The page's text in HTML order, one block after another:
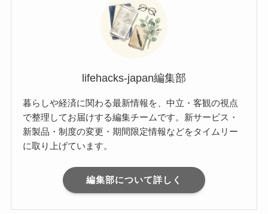
lifehacks-japan編集部
暮らしや経済に関わる最新情報を、中立・客観の視点
で整理してお届けする編集チームです。新サービス・
新製品・制度の変更・期間限定情報などをタイムリー
に取り上げています。
編集部について詳しく